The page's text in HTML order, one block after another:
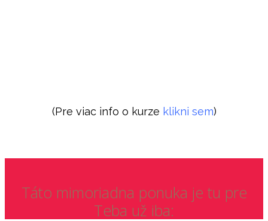
(Pre viac info o kurze klikni sem)
Táto mimoriadna ponuka je tu pre
Teba už iba: